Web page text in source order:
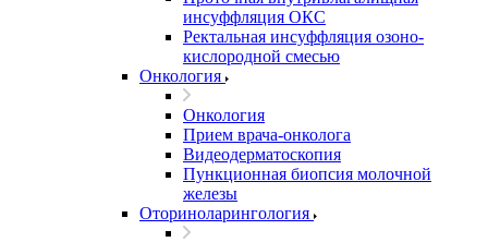
инсуффляция ОКС
Ректальная инсуффляция озоно-
кислородной смесью
Онкология
Онкология
Прием врача-онколога
Видеодерматоскопия
Пункционная биопсия молочной
железы
Оториноларингология